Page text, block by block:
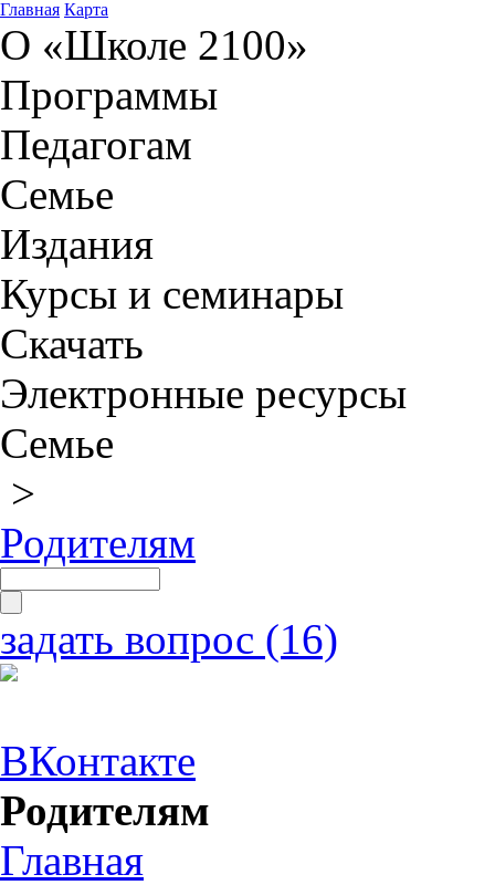
Главная Карта
О «Школе 2100»
Программы
Педагогам
Семье
Издания
Курсы и семинары
Скачать
Электронные ресурсы
Семье
>
Родителям
задать вопрос (16)
ВКонтакте
Родителям
Главная